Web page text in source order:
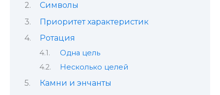
Символы
Приоритет характеристик
Ротация
Одна цель
Несколько целей
Камни и энчанты